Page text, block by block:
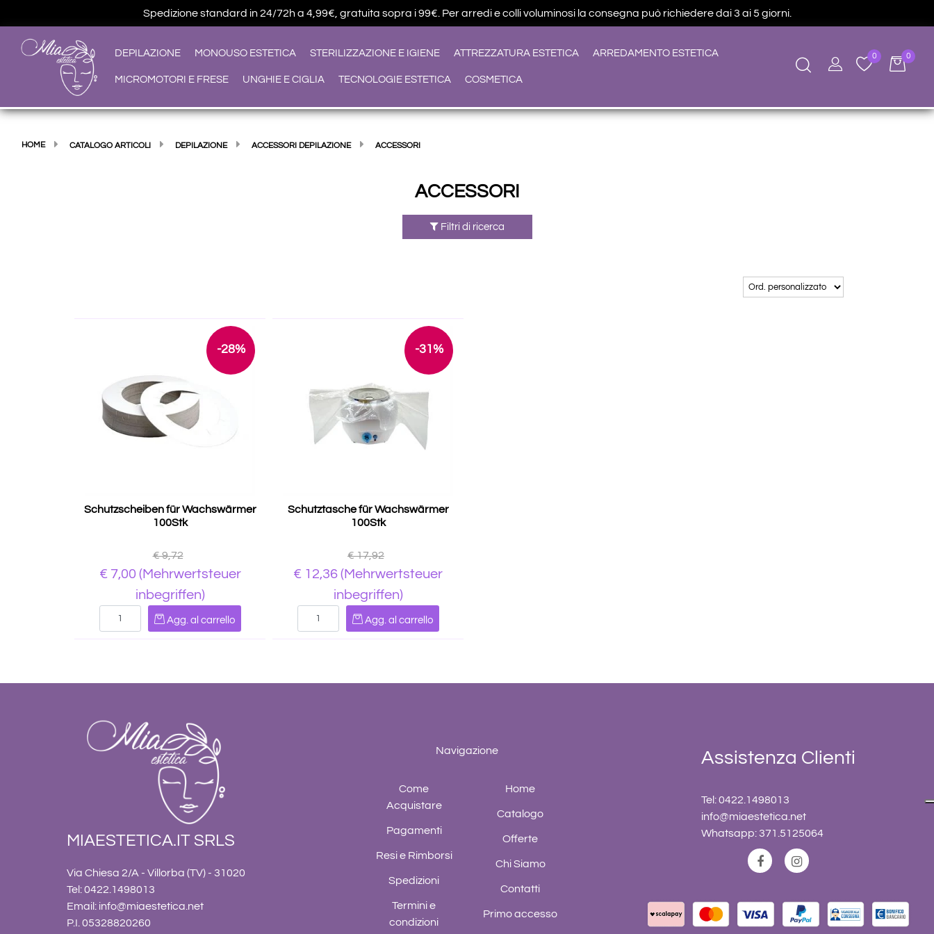
Spedizione standard in 24/72h a 4,99€, gratuita sopra i 99€. Per arredi e colli voluminosi la consegna può richiedere dai 3 ai 5 giorni.
DEPILAZIONE MONOUSO ESTETICA STERILIZZAZIONE E IGIENE ATTREZZATURA ESTETICA ARREDAMENTO ESTETICA
MICROMOTORI E FRESE UNGHIE E CIGLIA TECNOLOGIE ESTETICA COSMETICA
0 0
HOME CATALOGO ARTICOLI DEPILAZIONE ACCESSORI DEPILAZIONE ACCESSORI
ACCESSORI
Filtri di ricerca
-28%
Schutzscheiben für Wachswärmer
100Stk
€ 9,72
€ 7,00 (Mehrwertsteuer
inbegriffen)
Quantità
Agg. al carrello
-31%
Schutztasche für Wachswärmer
100Stk
€ 17,92
€ 12,36 (Mehrwertsteuer
inbegriffen)
Quantità
Agg. al carrello
MIAESTETICA.IT SRLS
Via Chiesa 2/A - Villorba (TV) - 31020
Tel: 0422.1498013
Email: info@miaestetica.net
P.I. 05328820260
Navigazione
Come
Acquistare
Pagamenti
Resi e Rimborsi
Spedizioni
Termini e
condizioni
Home
Catalogo
Offerte
Chi Siamo
Contatti
Primo accesso
Assistenza Clienti
Tel: 0422.1498013
info@miaestetica.net
Whatsapp: 371.5125064